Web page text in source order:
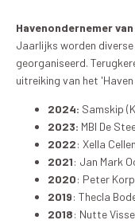
Fanshop
Havenondernemer
Jaarlijks worden
georganiseerd.
uitreiking van het
2024: Samskip
2023: MBI De
2022: Xella
2021: Jan Mark
2020: Peter
2019: Thecla
2018: Nutte